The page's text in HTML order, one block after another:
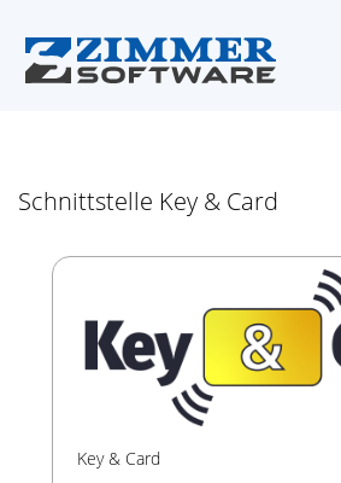
Schnittstelle Key & Card
Key & Card